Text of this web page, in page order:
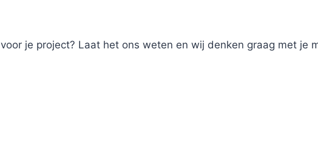
voor je project? Laat het ons weten en wij denken graag met je